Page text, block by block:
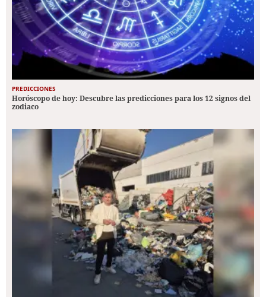
PREDICCIONES
Horóscopo de hoy: Descubre las predicciones para los 12 signos del
zodiaco